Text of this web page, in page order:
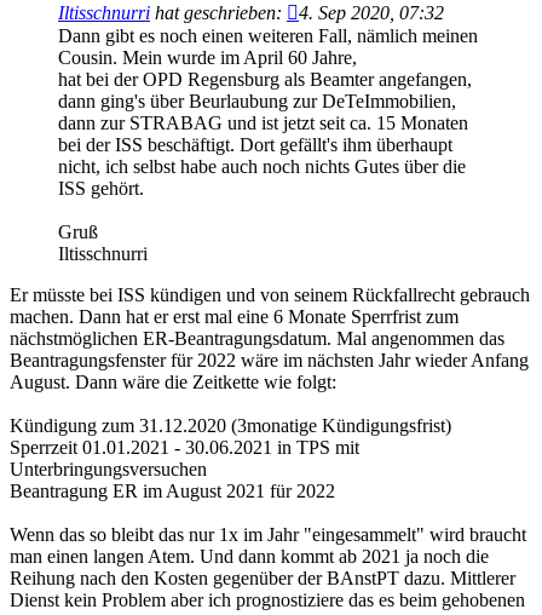
Iltisschnurri hat geschrieben:
4. Sep 2020, 07:32
Dann gibt es noch einen weiteren Fall, nämlich meinen
Cousin. Mein wurde im April 60 Jahre,
hat bei der OPD Regensburg als Beamter angefangen,
dann ging's über Beurlaubung zur DeTeImmobilien,
dann zur STRABAG und ist jetzt seit ca. 15 Monaten
bei der ISS beschäftigt. Dort gefällt's ihm überhaupt
nicht, ich selbst habe auch noch nichts Gutes über die
ISS gehört.
Gruß
Iltisschnurri
Er müsste bei ISS kündigen und von seinem Rückfallrecht gebrauch
machen. Dann hat er erst mal eine 6 Monate Sperrfrist zum
nächstmöglichen ER-Beantragungsdatum. Mal angenommen das
Beantragungsfenster für 2022 wäre im nächsten Jahr wieder Anfang
August. Dann wäre die Zeitkette wie folgt:
Kündigung zum 31.12.2020 (3monatige Kündigungsfrist)
Sperrzeit 01.01.2021 - 30.06.2021 in TPS mit
Unterbringungsversuchen
Beantragung ER im August 2021 für 2022
Wenn das so bleibt das nur 1x im Jahr "eingesammelt" wird braucht
man einen langen Atem. Und dann kommt ab 2021 ja noch die
Reihung nach den Kosten gegenüber der BAnstPT dazu. Mittlerer
Dienst kein Problem aber ich prognostiziere das es beim gehobenen